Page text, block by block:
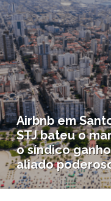
Airbnb em
STJ bateu o
o síndico
aliado